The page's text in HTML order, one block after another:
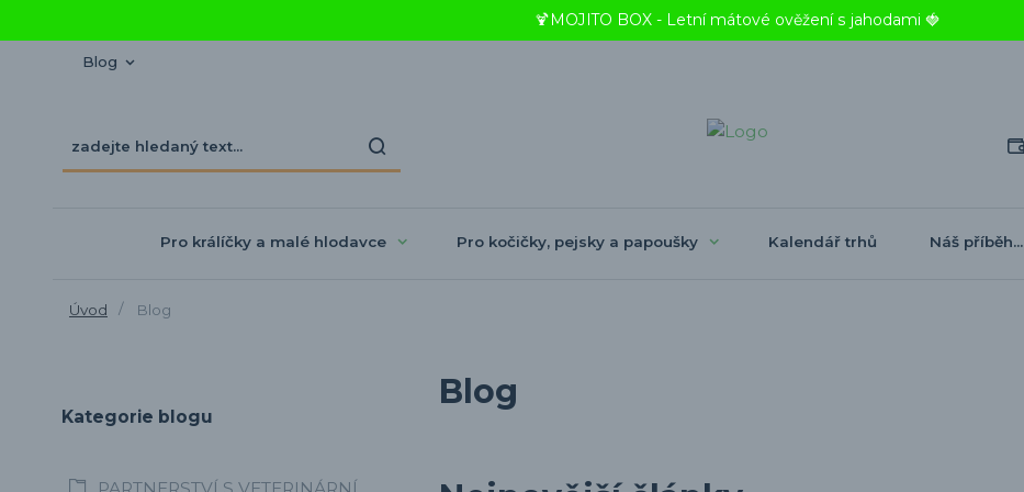
🍹MOJITO BOX - Letní mátové ověžení s jahodami 🍓
Blog
Pro králíčky a malé hlodavce Pro kočičky, pejsky a papoušky Kalendář trhů Náš příběh...
Úvod Blog
Kategorie blogu
Blog